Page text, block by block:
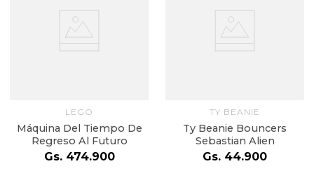
LEGO
Máquina Del Tiempo De
Regreso Al Futuro
Gs. 474.900
TY BEANIE
Ty Beanie Bouncers
Sebastian Alien
Gs. 44.900